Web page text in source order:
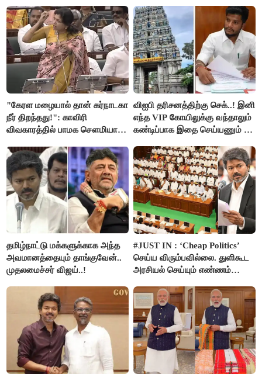
"கேரள மழையால் தான் கர்நாடகா
நீர் திறந்தது!": காவிரி
விவகாரத்தில் பாமக சௌமியா
விஐபி தரிசனத்திற்கு செக்..! இனி
எந்த VIP கோயிலுக்கு வந்தாலும்
கண்டிப்பாக இதை செய்யணும் -
தமிழ்நாட்டு மக்களுக்காக அந்த
அவமானத்தையும் தாங்குவேன்..
முதலமைச்சர் விஜய்..!
#JUST IN : ‘Cheap Politics’
செய்ய விரும்பவில்லை. துளிகூட
அரசியல் செய்யும் எண்ணம்
விஜய் பதில்!